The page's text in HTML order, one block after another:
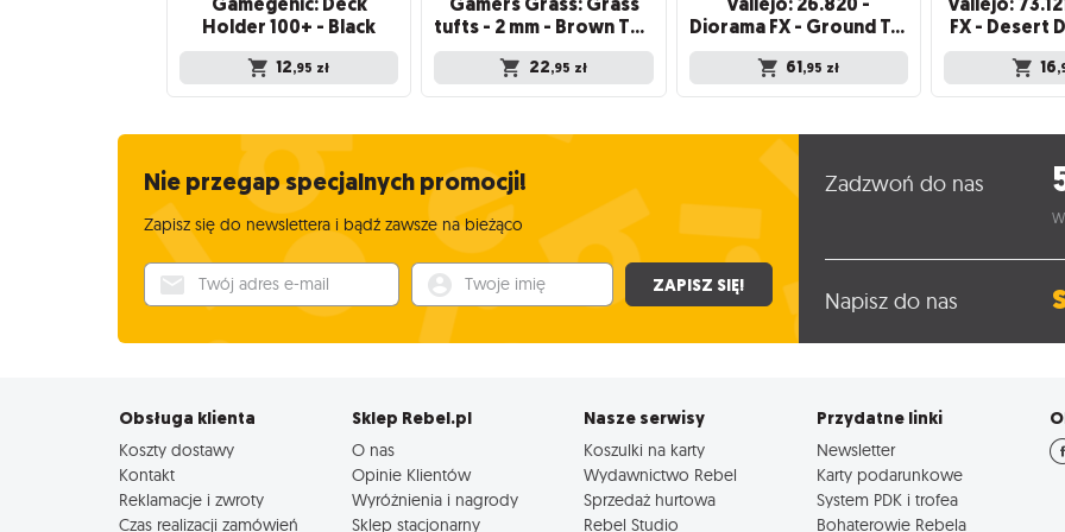
Holder 100+ - Black
12,95 zł
tufts - 2 mm - Brown Tufts (Wild)
22,95 zł
Diorama FX - Ground Textures - Snow (200 ml)
61,95 zł
FX - Desert
16
Nie przegap specjalnych promocji!
Zapisz się do newslettera i bądź zawsze na bieżąco
Twój adres e-mail Twoje imię ZAPISZ SIĘ!
Zadzwoń do nas
Napisz do nas
Obsługa klienta
Koszty dostawy
Kontakt
Reklamacje i zwroty
Czas realizacji zamówień
Sklep Rebel.pl
O nas
Opinie Klientów
Wyróżnienia i nagrody
Sklep stacjonarny
Nasze serwisy
Koszulki na karty
Wydawnictwo Rebel
Sprzedaż hurtowa
Rebel Studio
Przydatne linki
Newsletter
Karty podarunkowe
System PDK i trofea
Bohaterowie Rebela